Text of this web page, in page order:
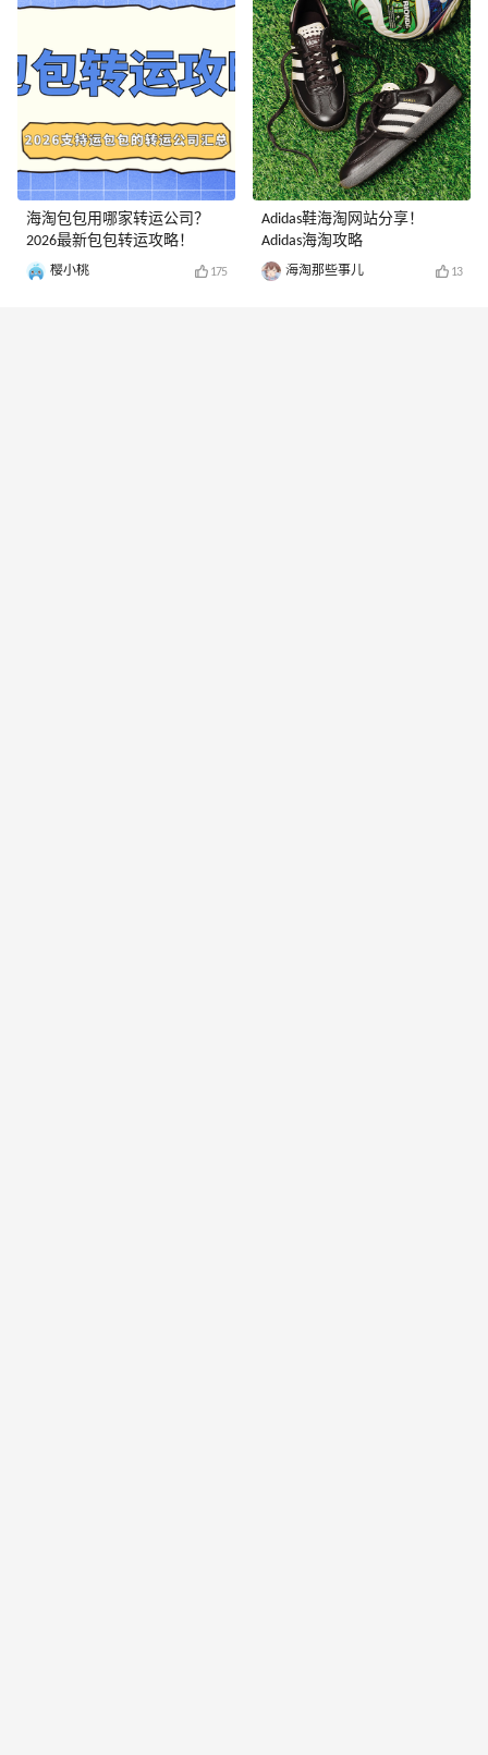
海淘包包用哪家转运公司？
2026最新包包转运攻略！
樱小桃 175
Adidas鞋海淘网站分享！
Adidas海淘攻略
海淘那些事儿 13